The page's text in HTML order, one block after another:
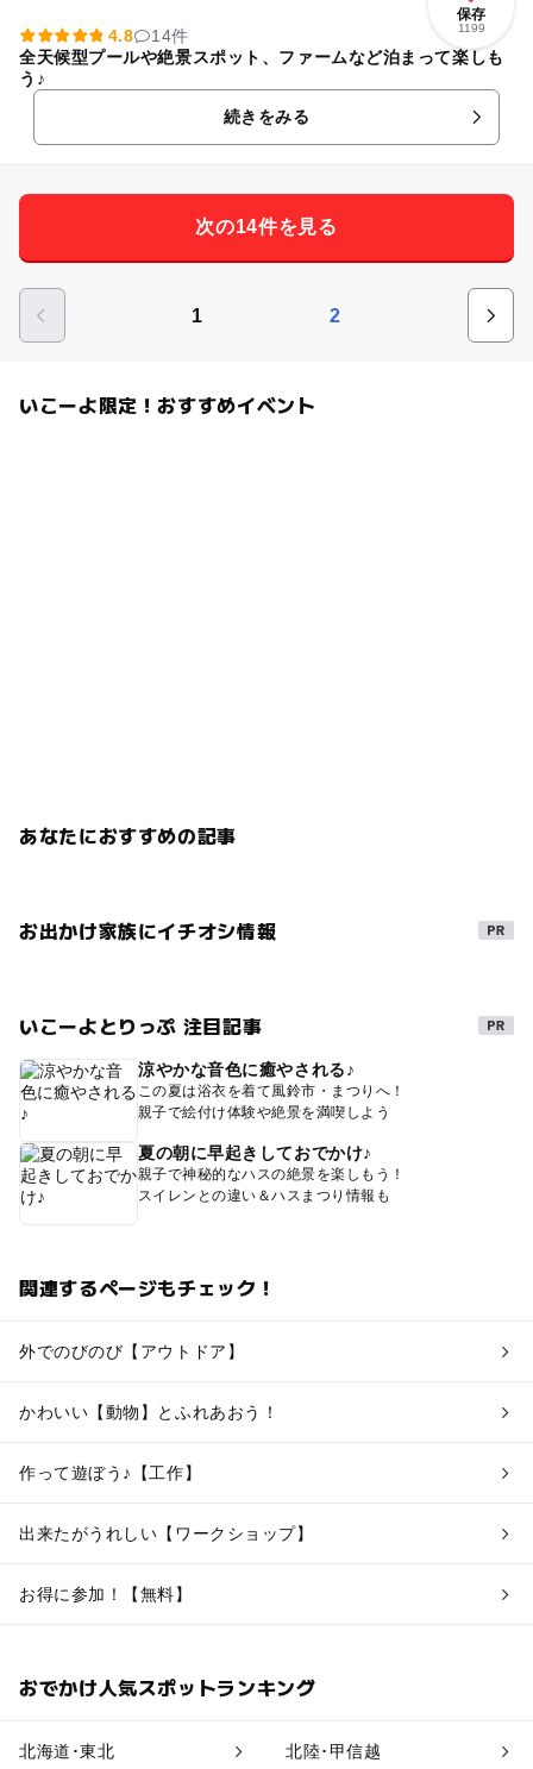
保存
1199
4.8
14件
全天候型プールや絶景スポット、ファームなど泊まって楽しも
う♪
続きをみる
次の14件を見る
1 2
いこーよ限定！おすすめイベント
あなたにおすすめの記事
お出かけ家族にイチオシ情報
いこーよとりっぷ 注目記事
涼やかな音色に癒やされる♪
この夏は浴衣を着て風鈴市・まつりへ！
親子で絵付け体験や絶景を満喫しよう
夏の朝に早起きしておでかけ♪
親子で神秘的なハスの絶景を楽しもう！
スイレンとの違い＆ハスまつり情報も
関連するページもチェック！
外でのびのび【アウトドア】
かわいい【動物】とふれあおう！
作って遊ぼう♪【工作】
出来たがうれしい【ワークショップ】
お得に参加！【無料】
おでかけ人気スポットランキング
北海道･東北 北陸･甲信越